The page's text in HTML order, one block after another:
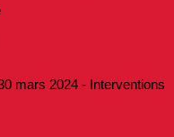
mars 2024 - Interventions